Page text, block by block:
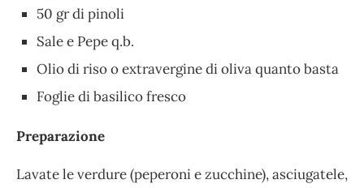
50 gr di pinoli
Sale e Pepe q.b.
Olio di riso o extravergine di oliva quanto basta
Foglie di basilico fresco
Preparazione
Lavate le verdure (peperoni e zucchine), asciugatele,